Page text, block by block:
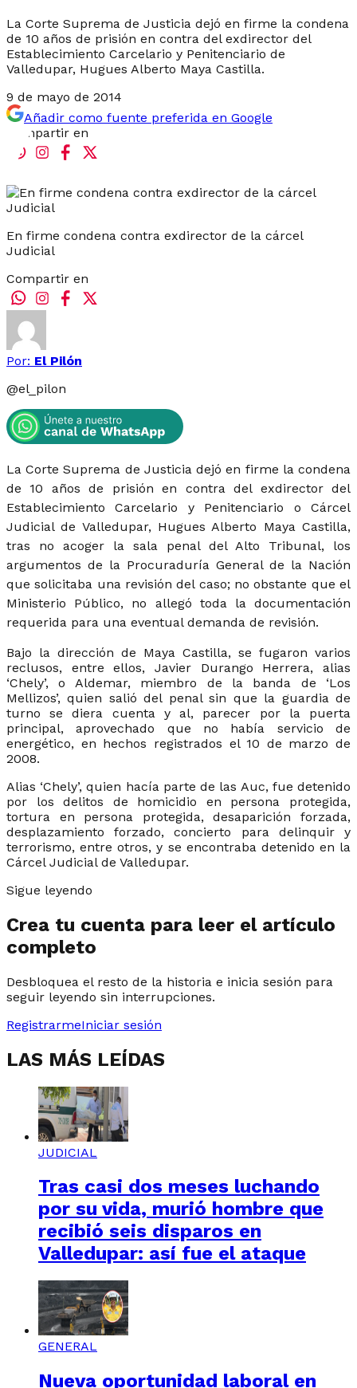
La Corte Suprema de Justicia dejó en firme la condena
de 10 años de prisión en contra del exdirector del
Establecimiento Carcelario y Penitenciario de
Valledupar, Hugues Alberto Maya Castilla.
9 de mayo de 2014
Añadir como fuente preferida en Google
Compartir en
En firme condena contra exdirector de la cárcel
Judicial
Compartir en
Por: El Pilón
@el_pilon
La Corte Suprema de Justicia dejó en firme la condena
de 10 años de prisión en contra del exdirector del
Establecimiento Carcelario y Penitenciario o Cárcel
Judicial de Valledupar, Hugues Alberto Maya Castilla,
tras no acoger la sala penal del Alto Tribunal, los
argumentos de la Procuraduría General de la Nación
que solicitaba una revisión del caso; no obstante que el
Ministerio Público, no allegó toda la documentación
requerida para una eventual demanda de revisión.
Bajo la dirección de Maya Castilla, se fugaron varios
reclusos, entre ellos, Javier Durango Herrera, alias
‘Chely’, o Aldemar, miembro de la banda de ‘Los
Mellizos’, quien salió del penal sin que la guardia de
turno se diera cuenta y al, parecer por la puerta
principal, aprovechado que no había servicio de
energético, en hechos registrados el 10 de marzo de
2008.
Alias ‘Chely’, quien hacía parte de las Auc, fue detenido
por los delitos de homicidio en persona protegida,
tortura en persona protegida, desaparición forzada,
desplazamiento forzado, concierto para delinquir y
terrorismo, entre otros, y se encontraba detenido en la
Cárcel Judicial de Valledupar.
Sigue leyendo
Crea tu cuenta para leer el artículo
completo
Desbloquea el resto de la historia e inicia sesión para
seguir leyendo sin interrupciones.
RegistrarmeIniciar sesión
LAS MÁS LEÍDAS
JUDICIAL
Tras casi dos meses luchando
por su vida, murió hombre que
recibió seis disparos en
Valledupar: así fue el ataque
GENERAL
Nueva oportunidad laboral en